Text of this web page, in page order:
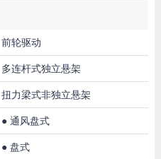
前轮驱动
多连杆式独立悬架
扭力梁式非独立悬架
● 通风盘式
● 盘式